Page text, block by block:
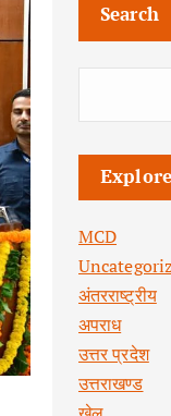
Search
MCD
अंतरराष्ट्रीय
अपराध
उत्तर प्रदेश
उत्तराखण्ड